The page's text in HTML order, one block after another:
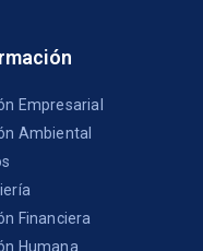
Empresarial
Ambiental
Financiera
Humana